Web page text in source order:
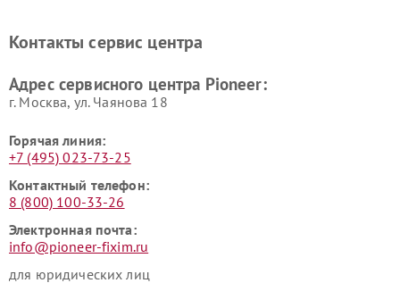
Контакты сервис центра
Адрес сервисного центра Pioneer:
г. Москва, ул. Чаянова 18
Горячая линия:
+7 (495) 023-73-25
Контактный телефон:
8 (800) 100-33-26
Электронная почта:
info@pioneer-fixim.ru
для юридических лиц